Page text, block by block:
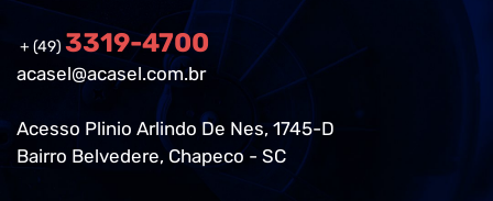
+ (49) 3319-4700
acasel@acasel.com.br
Acesso Plinio Arlindo De Nes, 1745-D
Bairro Belvedere, Chapeco - SC